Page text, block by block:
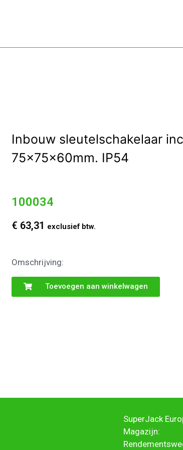
Inbouw sleutelschakelaar
75x75x60mm. IP54
100034
€ 63,31 exclusief btw.
Omschrijving:
Toevoegen aan winkelwagen
SuperJack
Magazijn: